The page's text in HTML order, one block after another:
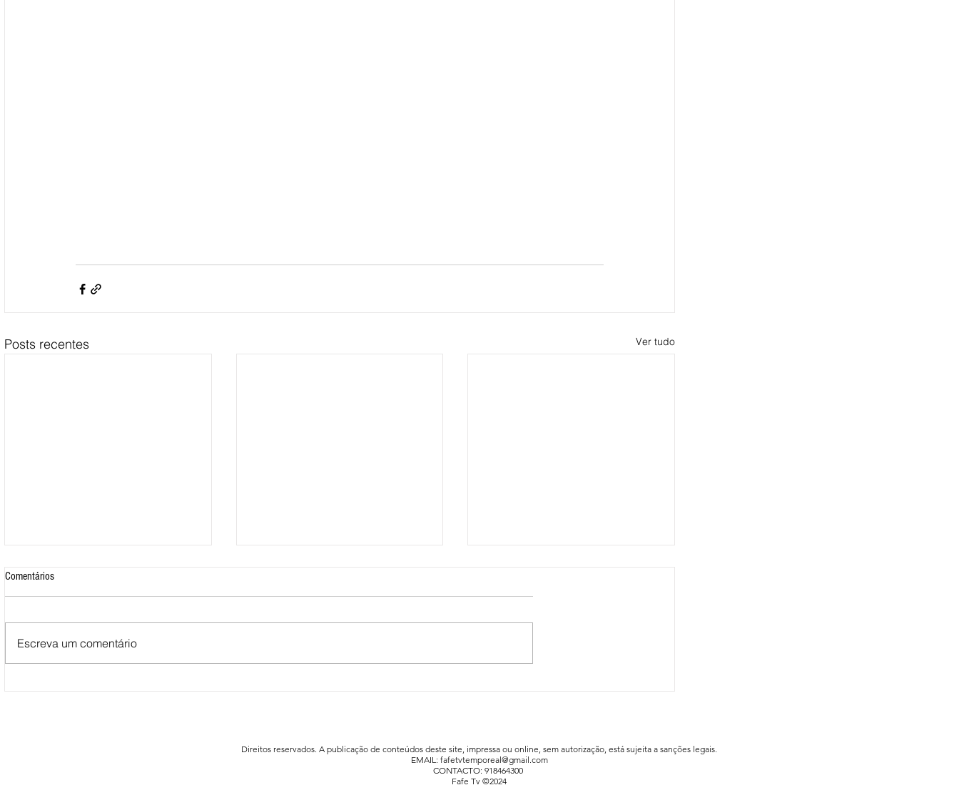
Posts recentes Ver tudo
Comentários
Escreva um comentário
Direitos reservados. A publicação de conteúdos deste site, impressa ou online, sem autorização, está sujeita a sanções legais.
EMAIL: fafetvtemporeal@gmail.com
CONTACTO: 918464300
Fafe Tv ©2024